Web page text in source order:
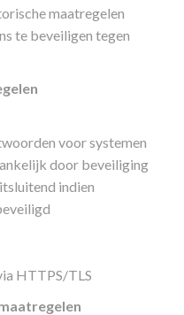
maatregelen
te beveiligen tegen
voor systemen
door beveiliging
indien
HTTPS/TLS